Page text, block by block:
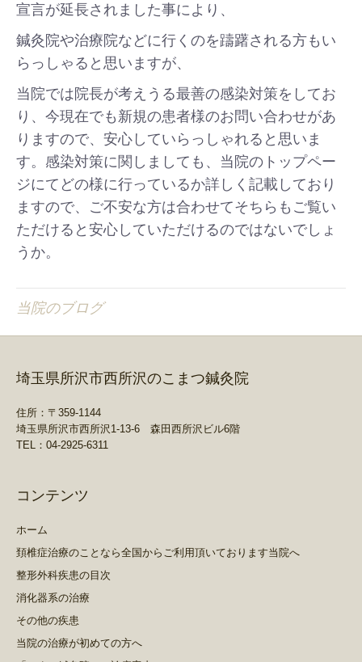
宣言が延長されました事により、
鍼灸院や治療院などに行くのを躊躇される方もい
らっしゃると思いますが、
当院では院長が考えうる最善の感染対策をしてお
り、今現在でも新規の患者様のお問い合わせがあ
りますので、安心していらっしゃれると思いま
す。感染対策に関しましても、当院のトップペー
ジにてどの様に行っているか詳しく記載しており
ますので、ご不安な方は合わせてそちらもご覧い
ただけると安心していただけるのではないでしょ
うか。
当院のブログ
埼玉県所沢市西所沢のこまつ鍼灸院
住所：〒359-1144
埼玉県所沢市西所沢1-13-6 森田西所沢ビル6階
TEL：04-2925-6311
コンテンツ
ホーム
頚椎症治療のことなら全国からご利用頂いております当院へ
整形外科疾患の目次
消化器系の治療
その他の疾患
当院の治療が初めての方へ